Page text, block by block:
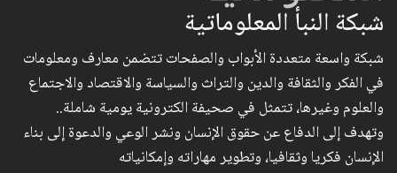
شبكة النبأ المعلوماتية
شبكة واسعة متعددة الأبواب والصفحات تتضمن معارف ومعلومات
في الفكر والثقافة والدين والتراث والسياسة والاقتصاد والاجتماع
والعلوم وغيرها، تتمثل في صحيفة الكترونية يومية شاملة..
وتهدف إلى الدفاع عن حقوق الإنسان ونشر الوعي والدعوة إلى بناء
الإنسان فكريا وثقافيا، وتطوير مهاراته وإمكانياته